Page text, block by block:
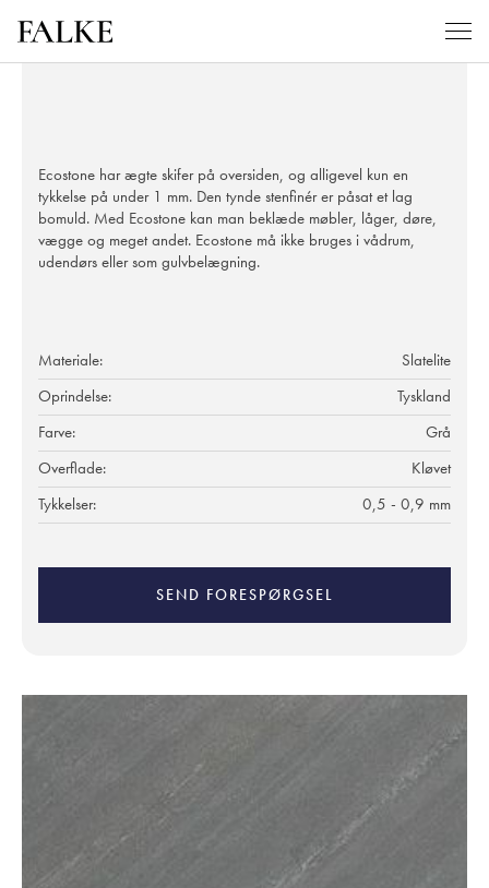
Ecostone har ægte skifer på oversiden, og alligevel kun en
tykkelse på under 1 mm. Den tynde stenfinér er påsat et lag
bomuld. Med Ecostone kan man beklæde møbler, låger, døre,
vægge og meget andet. Ecostone må ikke bruges i vådrum,
udendørs eller som gulvbelægning.
Materiale:
Slatelite
Oprindelse:
Tyskland
Farve:
Grå
Overflade:
Kløvet
Tykkelser:
0,5 - 0,9 mm
SEND FORESPØRGSEL